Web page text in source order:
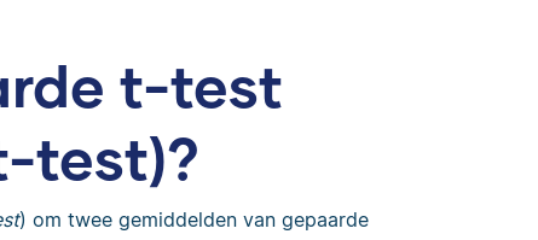
t-test
test)?
) om twee gemiddelden van gepaarde